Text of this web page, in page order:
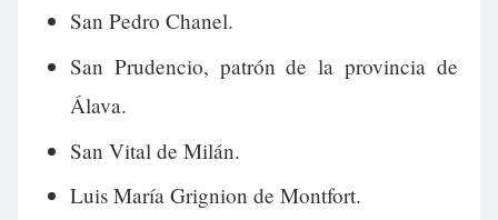
San Pedro Chanel.
San Prudencio, patrón de la provincia de
Álava.
San Vital de Milán.
Luis María Grignion de Montfort.